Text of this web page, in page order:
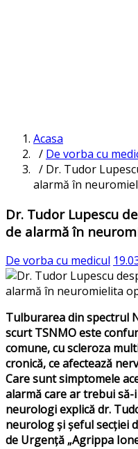
Acasa
/ De vorba cu
/ Dr. Tudor
alarmă în
Dr. Tudor Lupescu
de alarmă în
De vorba cu medicul
Tulburarea din spectrul
scurt TSNMO este
comune, cu scleroza
cronică, ce afectează
Care sunt simptomele
alarmă care ar trebui
neurologi explică dr.
neurolog și șeful secţiei
de Urgenţă „Agrippa